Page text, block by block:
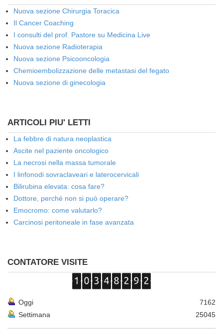
Nuova sezione Chirurgia Toracica
Il Cancer Coaching
I consulti del prof. Pastore su Medicina Live
Nuova sezione Radioterapia
Nuova sezione Psicooncologia
Chemioembolizzazione delle metastasi del fegato
Nuova sezione di ginecologia
ARTICOLI PIU' LETTI
La febbre di natura neoplastica
Ascite nel paziente oncologico
La necrosi nella massa tumorale
I linfonodi sovraclaveari e laterocervicali
Bilirubina elevata: cosa fare?
Dottore, perché non si può operare?
Emocromo: come valutarlo?
Carcinosi peritoneale in fase avanzata
CONTATORE VISITE
Oggi
7162
Settimana
25045